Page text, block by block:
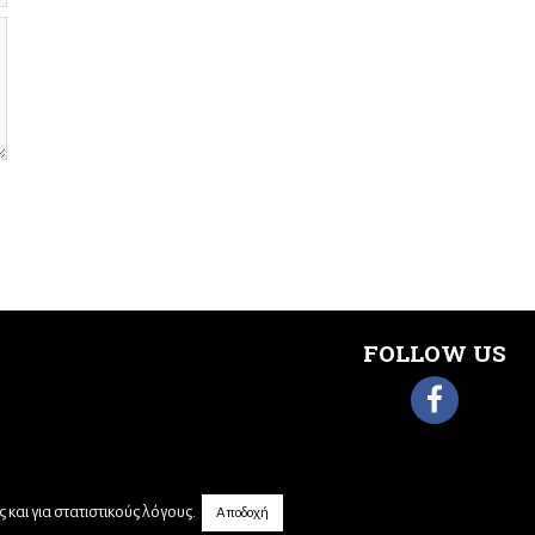
FOLLOW US
για στατιστικούς λόγους. Αποδοχή